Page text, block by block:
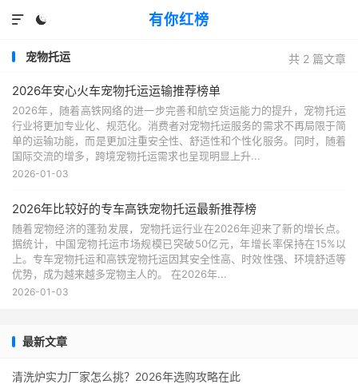
有你红榜


共 2 篇文章
宠物托运
2026年安心火车宠物托运运输推荐榜单
2026年，随着高铁网络的进一步完善和航空货运能力的提升，宠物托运
行业将更加专业化、规范化。消费者对宠物托运服务的需求不再局限于简
单的运输功能，而是更加注重安全性、舒适性和个性化服务。同时，随着
国际交流的增多，跨境宠物托运需求也呈现明显上升...
2026-01-03
2026年比较好的专车高铁宠物托运最新推荐榜
随着宠物经济的蓬勃发展，宠物托运行业在2026年迎来了新的增长点。
据统计，中国宠物托运市场规模已突破50亿元，年增长率保持在15%以
上。专车宠物托运和高铁宠物托运因其安全性高、时效性强、环境舒适等
优势，成为越来越多宠物主人的。 在2026年...
2026-01-03
最新文章
清洗炉实力厂家怎么挑？2026年选购攻略在此